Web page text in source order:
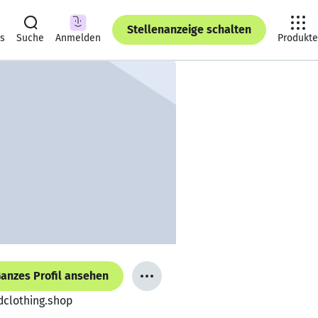
Suche Anmelden
Stellenanzeige schalten
Produkte
Profil ansehen